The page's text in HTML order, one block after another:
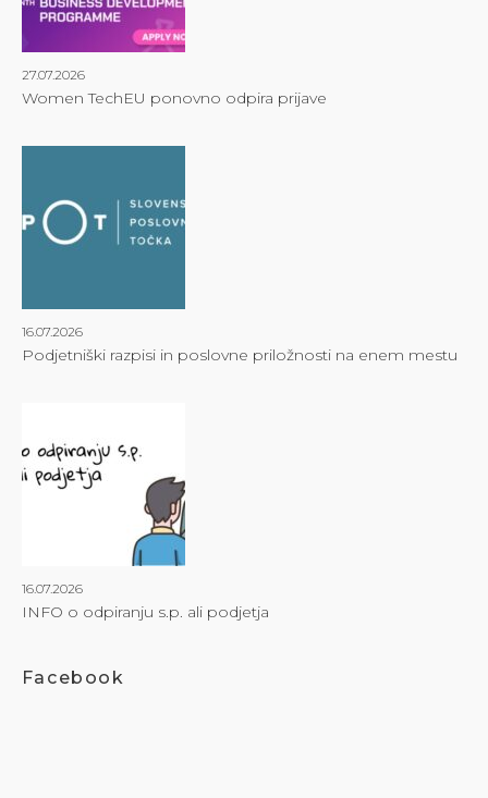
27.07.2026
Women TechEU ponovno odpira prijave
16.07.2026
Podjetniški razpisi in poslovne priložnosti na enem mestu
16.07.2026
INFO o odpiranju s.p. ali podjetja
Facebook